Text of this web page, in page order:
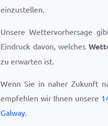
einzustellen.
Unsere Wettervorhersage
Eindruck davon, welches
zu erwarten ist.
Wenn Sie in naher Zukunft
empfehlen wir Ihnen unsere
Galway.